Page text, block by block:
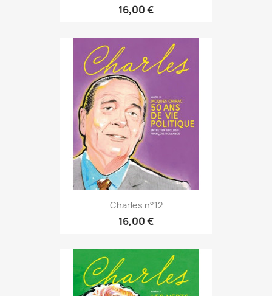
16,00 €
Charles n°12
16,00 €